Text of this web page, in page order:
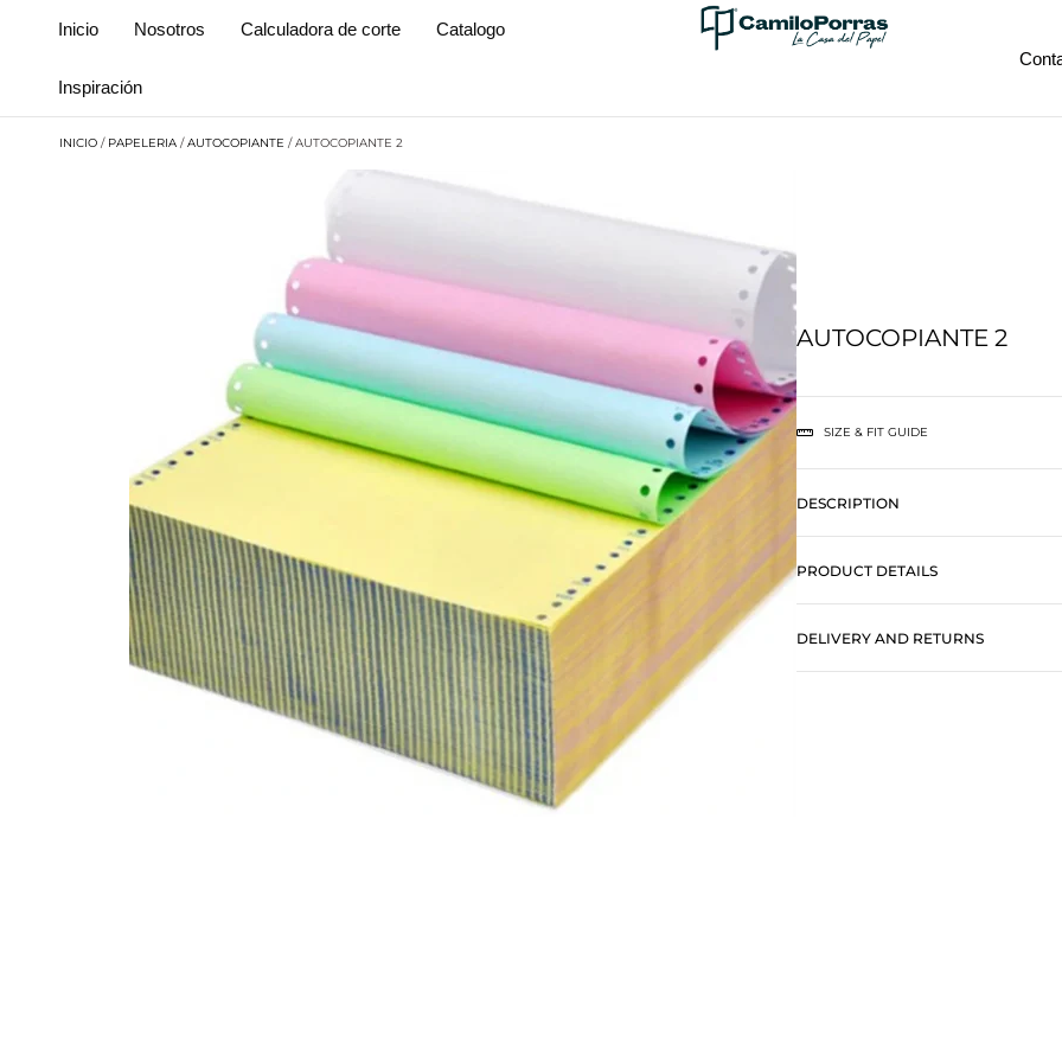
Inicio Nosotros Calculadora de corte Catalogo
Inspiración
INICIO / PAPELERIA /AUTOCOPIANTE / AUTOCOPIANTE 2
AUTOCOPIANTE 2
SIZE & FIT GUIDE
DESCRIPTION
PRODUCT DETAILS
DELIVERY AND RETURNS